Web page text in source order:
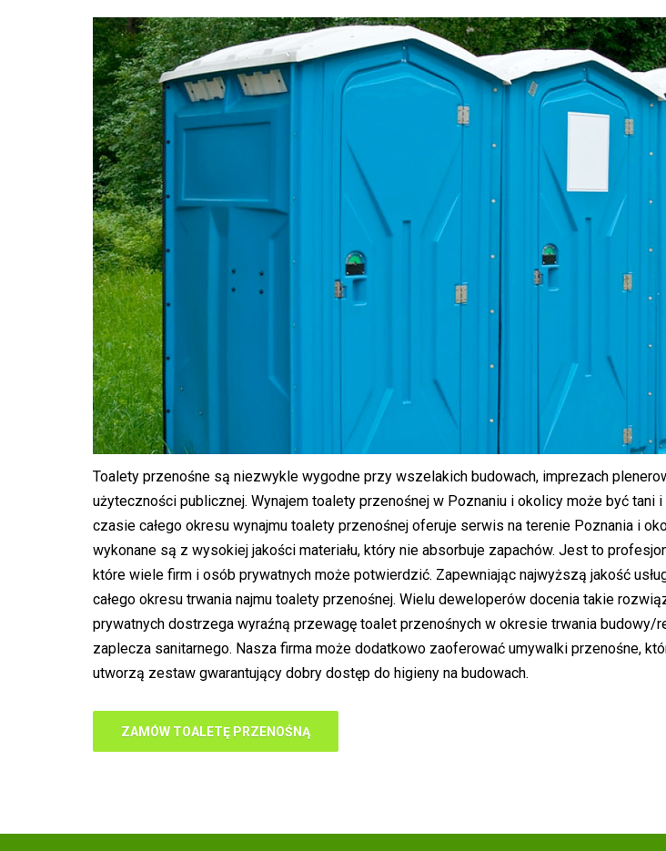
Toalety przenośne są niezwykle wygodne przy wszelakich budowach, imprezach
użyteczności publicznej. Wynajem toalety przenośnej w Poznaniu i okolicy może być tani
czasie całego okresu wynajmu toalety przenośnej oferuje serwis na terenie Poznania i
wykonane są z wysokiej jakości materiału, który nie absorbuje zapachów. Jest to
które wiele firm i osób prywatnych może potwierdzić. Zapewniając najwyższą jakość
całego okresu trwania najmu toalety przenośnej. Wielu deweloperów docenia takie
prywatnych dostrzega wyraźną przewagę toalet przenośnych w okresie trwania budowy/
zaplecza sanitarnego. Nasza firma może dodatkowo zaoferować umywalki przenośne,
utworzą zestaw gwarantujący dobry dostęp do higieny na budowach.
ZAMÓW TOALETĘ PRZENOŚNĄ